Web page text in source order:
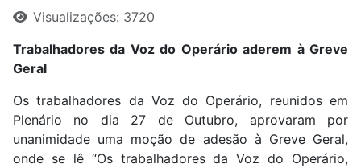
Visualizações: 3720
Trabalhadores da Voz do Operário aderem à Greve
Geral
Os trabalhadores da Voz do Operário, reunidos em
Plenário no dia 27 de Outubro, aprovaram por
unanimidade uma moção de adesão à Greve Geral,
onde se lê “Os trabalhadores da Voz do Operário,